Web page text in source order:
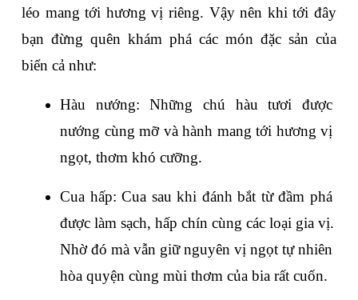
léo mang tới hương vị riêng. Vậy nên khi tới đây
bạn đừng quên khám phá các món đặc sản của
biển cả như:
Hàu nướng: Những chú hàu tươi được
nướng cùng mỡ và hành mang tới hương vị
ngọt, thơm khó cưỡng.
Cua hấp: Cua sau khi đánh bắt từ đầm phá
được làm sạch, hấp chín cùng các loại gia vị.
Nhờ đó mà vẫn giữ nguyên vị ngọt tự nhiên
hòa quyện cùng mùi thơm của bia rất cuốn.